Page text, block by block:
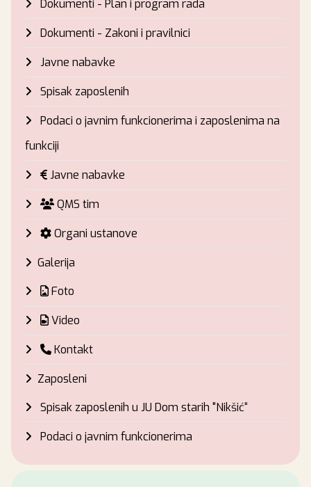
Dokumenti - Plan i program rada
Dokumenti - Zakoni i pravilnici
Javne nabavke
Spisak zaposlenih
Podaci o javnim funkcionerima i zaposlenima na
funkciji
Javne nabavke
QMS tim
Organi ustanove
Galerija
Foto
Video
Kontakt
Zaposleni
Spisak zaposlenih u JU Dom starih "Nikšić“
Podaci o javnim funkcionerima